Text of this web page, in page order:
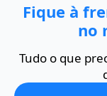
Fique à
no
Tudo o que